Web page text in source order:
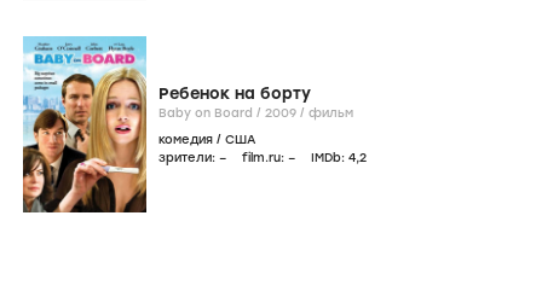
Ребенок на борту
Baby on Board / 2009 / фильм
комедия / США
зрители: – film.ru: – IMDb: 4,2